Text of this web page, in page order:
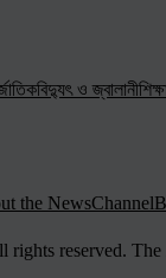
বিদ্যুৎ ও জ্বালানী
the
reserved. The